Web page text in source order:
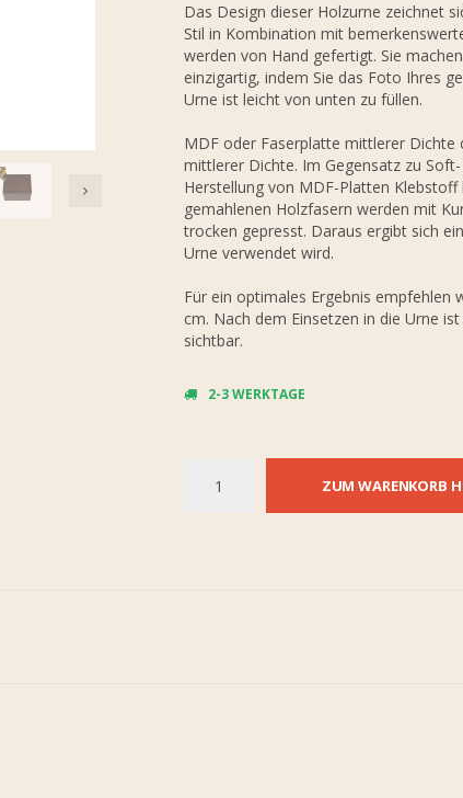
Das Design dieser Holzurne zeichnet
Stil in Kombination mit
werden von Hand gefertigt. Sie
einzigartig, indem Sie das Foto Ihres
Urne ist leicht von unten zu füllen.
MDF oder Faserplatte mittlerer Dichte
mittlerer Dichte. Im Gegensatz zu
Herstellung von MDF-Platten
gemahlenen Holzfasern werden mit
trocken gepresst. Daraus ergibt sich
Urne verwendet wird.
Für ein optimales Ergebnis empfehlen
cm. Nach dem Einsetzen in die Urne
sichtbar.
2-3 WERKTAGE
ZUM WARENKORB